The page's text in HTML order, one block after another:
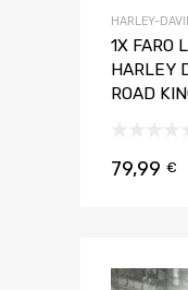
HARLEY-
1X FARO
HARLEY
ROAD
79,99 €